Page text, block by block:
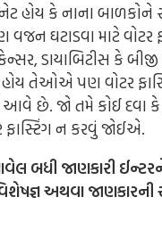
હોય કે નાના બાળકોને
વજન ઘટાડવા માટે વોટર
ડાયાબિટીસ કે
હોય તેઓએ પણ વોટર
આવે છે.જો તમે કોઈ દવા કે
ફાસ્ટિંગ ન કરવું જોઈએ.
બધી જાણકારી
અથવા